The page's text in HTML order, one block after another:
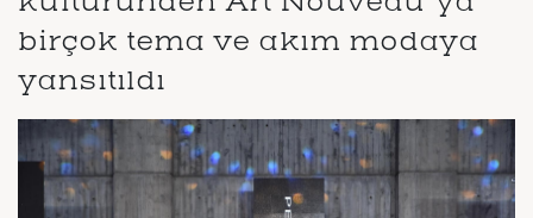
birçok tema ve akım modaya
yansıtıldı